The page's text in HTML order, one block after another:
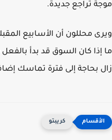
تراجع جديدة.
محللون أن الأسابيع
كان السوق قد بدأ بالفعل
بحاجة إلى فترة تماسك
كريبتو